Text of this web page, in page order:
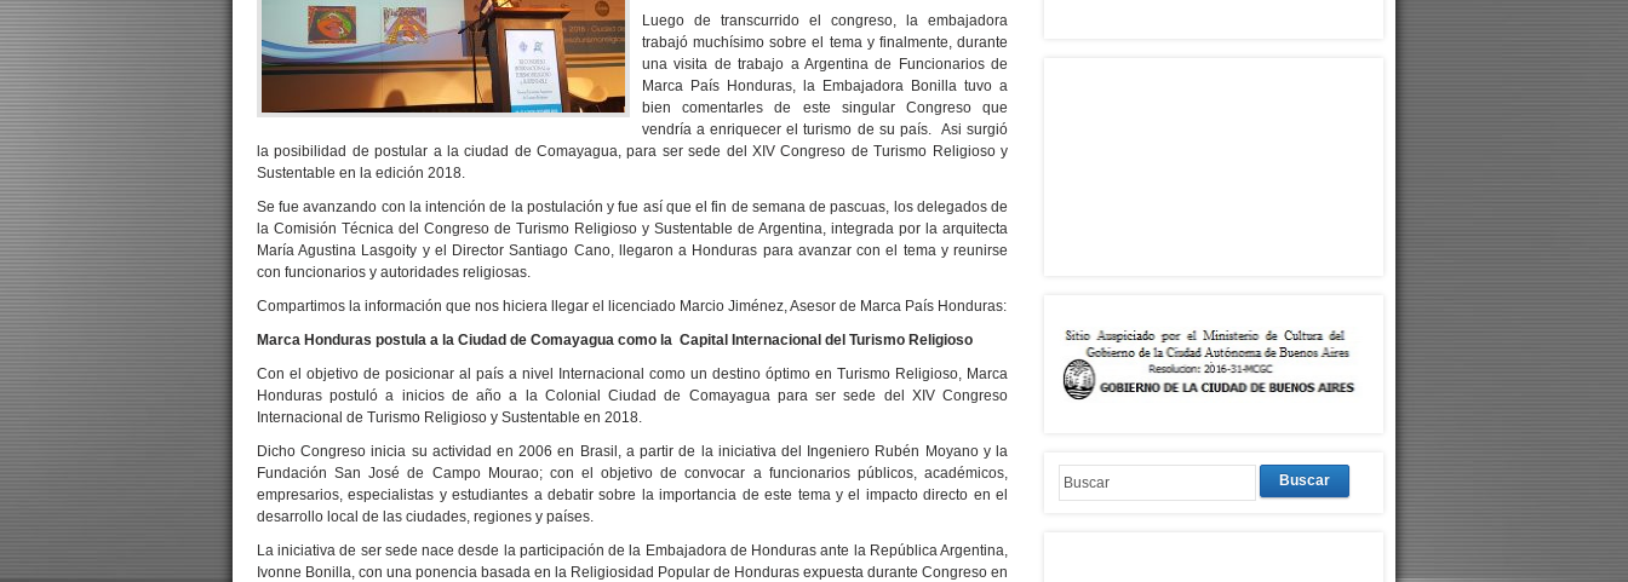
Luego de transcurrido el congreso, la embajadora
trabajó muchísimo sobre el tema y finalmente, durante
una visita de trabajo a Argentina de Funcionarios de
Marca País Honduras, la Embajadora Bonilla tuvo a
bien comentarles de este singular Congreso que
vendría a enriquecer el turismo de su país. Asi surgió
la posibilidad de postular a la ciudad de Comayagua, para ser sede del XIV Congreso de Turismo Religioso y
Sustentable en la edición 2018.
Se fue avanzando con la intención de la postulación y fue así que el fin de semana de pascuas, los delegados de
la Comisión Técnica del Congreso de Turismo Religioso y Sustentable de Argentina, integrada por la arquitecta
María Agustina Lasgoity y el Director Santiago Cano, llegaron a Honduras para avanzar con el tema y reunirse
con funcionarios y autoridades religiosas.
Compartimos la información que nos hiciera llegar el licenciado Marcio Jiménez, Asesor de Marca País Honduras:
Marca Honduras postula a la Ciudad de Comayagua como la Capital Internacional del Turismo Religioso
Con el objetivo de posicionar al país a nivel Internacional como un destino óptimo en Turismo Religioso, Marca
Honduras postuló a inicios de año a la Colonial Ciudad de Comayagua para ser sede del XIV Congreso
Internacional de Turismo Religioso y Sustentable en 2018.
Dicho Congreso inicia su actividad en 2006 en Brasil, a partir de la iniciativa del Ingeniero Rubén Moyano y la
Fundación San José de Campo Mourao; con el objetivo de convocar a funcionarios públicos, académicos,
empresarios, especialistas y estudiantes a debatir sobre la importancia de este tema y el impacto directo en el
desarrollo local de las ciudades, regiones y países.
La iniciativa de ser sede nace desde la participación de la Embajadora de Honduras ante la República Argentina,
Ivonne Bonilla, con una ponencia basada en la Religiosidad Popular de Honduras expuesta durante Congreso en
Buscar